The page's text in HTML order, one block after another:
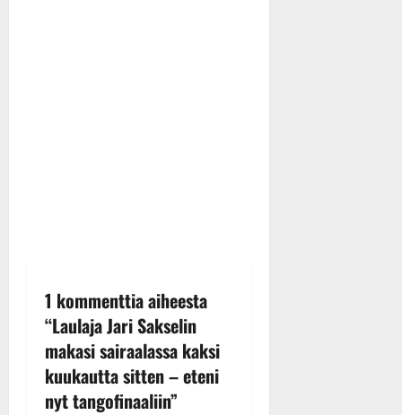
1 kommenttia aiheesta
“Laulaja Jari Sakselin
makasi sairaalassa kaksi
kuukautta sitten – eteni
nyt tangofinaaliin”